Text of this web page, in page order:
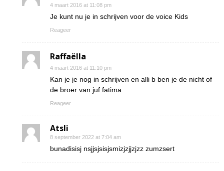
4 maart 2016 at 11:08 pm
Je kunt nu je in schrijven voor de voice Kids
Reageer
Raffaëlla
4 maart 2016 at 11:10 pm
Kan je je nog in schrijven en alli b ben je de nicht of
de broer van juf fatima
Reageer
Atsli
8 september 2022 at 7:04 am
bunadisisj nsjjsjsisjsmizjzjjzjzz zumzsert